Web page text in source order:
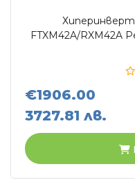
FTXM42A/RXM42A
€1906.00
3727.81 лв.